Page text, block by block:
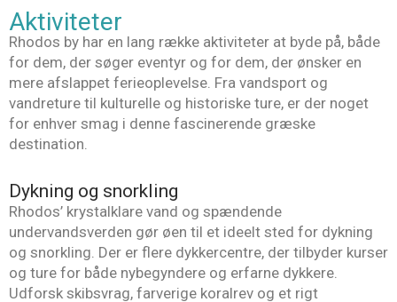
Aktiviteter
Rhodos by har en lang række aktiviteter at byde på, både
for dem, der søger eventyr og for dem, der ønsker en
mere afslappet ferieoplevelse. Fra vandsport og
vandreture til kulturelle og historiske ture, er der noget
for enhver smag i denne fascinerende græske
destination.
Dykning og snorkling
Rhodos’ krystalklare vand og spændende
undervandsverden gør øen til et ideelt sted for dykning
og snorkling. Der er flere dykkercentre, der tilbyder kurser
og ture for både nybegyndere og erfarne dykkere.
Udforsk skibsvrag, farverige koralrev og et rigt